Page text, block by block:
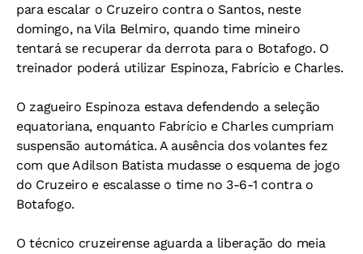
para escalar o Cruzeiro contra o Santos, neste
domingo, na Vila Belmiro, quando time mineiro
tentará se recuperar da derrota para o Botafogo. O
treinador poderá utilizar Espinoza, Fabrício e Charles.
O zagueiro Espinoza estava defendendo a seleção
equatoriana, enquanto Fabrício e Charles cumpriam
suspensão automática. A ausência dos volantes fez
com que Adilson Batista mudasse o esquema de jogo
do Cruzeiro e escalasse o time no 3-6-1 contra o
Botafogo.
O técnico cruzeirense aguarda a liberação do meia